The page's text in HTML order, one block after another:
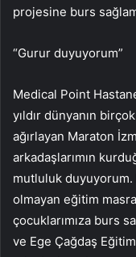
projesine burs
“Gurur duyuyorum”
Medical Point
yıldır dünyanın
ağırlayan Maraton
arkadaşlarımın
mutluluk duyuyorum.
olmayan eğitim
çocuklarımıza burs
ve Ege Çağdaş